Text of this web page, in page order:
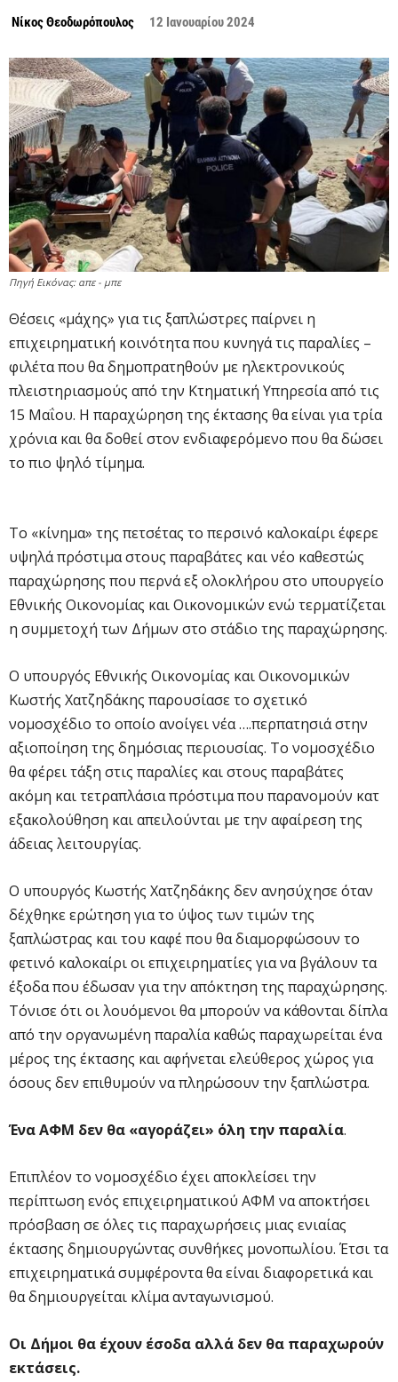
Νίκος Θεοδωρόπουλος 12 Ιανουαρίου 2024
Πηγή Εικόνας: απε - μπε
Θέσεις «μάχης» για τις ξαπλώστρες παίρνει η
επιχειρηματική κοινότητα που κυνηγά τις παραλίες –
φιλέτα που θα δημοπρατηθούν με ηλεκτρονικούς
πλειστηριασμούς από την Κτηματική Υπηρεσία από τις
15 Μαΐου. Η παραχώρηση της έκτασης θα είναι για τρία
χρόνια και θα δοθεί στον ενδιαφερόμενο που θα δώσει
το πιο ψηλό τίμημα.
Το «κίνημα» της πετσέτας το περσινό καλοκαίρι έφερε
υψηλά πρόστιμα στους παραβάτες και νέο καθεστώς
παραχώρησης που περνά εξ ολοκλήρου στο υπουργείο
Εθνικής Οικονομίας και Οικονομικών ενώ τερματίζεται
η συμμετοχή των Δήμων στο στάδιο της παραχώρησης.
Ο υπουργός Εθνικής Οικονομίας και Οικονομικών
Κωστής Χατζηδάκης παρουσίασε το σχετικό
νομοσχέδιο το οποίο ανοίγει νέα ….περπατησιά στην
αξιοποίηση της δημόσιας περιουσίας. Το νομοσχέδιο
θα φέρει τάξη στις παραλίες και στους παραβάτες
ακόμη και τετραπλάσια πρόστιμα που παρανομούν κατ
εξακολούθηση και απειλούνται με την αφαίρεση της
άδειας λειτουργίας.
Ο υπουργός Κωστής Χατζηδάκης δεν ανησύχησε όταν
δέχθηκε ερώτηση για το ύψος των τιμών της
ξαπλώστρας και του καφέ που θα διαμορφώσουν το
φετινό καλοκαίρι οι επιχειρηματίες για να βγάλουν τα
έξοδα που έδωσαν για την απόκτηση της παραχώρησης.
Τόνισε ότι οι λουόμενοι θα μπορούν να κάθονται δίπλα
από την οργανωμένη παραλία καθώς παραχωρείται ένα
μέρος της έκτασης και αφήνεται ελεύθερος χώρος για
όσους δεν επιθυμούν να πληρώσουν την ξαπλώστρα.
Ένα ΑΦΜ δεν θα «αγοράζει» όλη την παραλία.
Επιπλέον το νομοσχέδιο έχει αποκλείσει την
περίπτωση ενός επιχειρηματικού ΑΦΜ να αποκτήσει
πρόσβαση σε όλες τις παραχωρήσεις μιας ενιαίας
έκτασης δημιουργώντας συνθήκες μονοπωλίου. Έτσι τα
επιχειρηματικά συμφέροντα θα είναι διαφορετικά και
θα δημιουργείται κλίμα ανταγωνισμού.
Οι Δήμοι θα έχουν έσοδα αλλά δεν θα παραχωρούν
εκτάσεις.